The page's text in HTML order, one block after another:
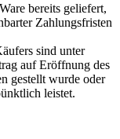
bereits geliefert,
Zahlungsfristen
sind unter
auf Eröffnung des
gestellt wurde oder
leistet.